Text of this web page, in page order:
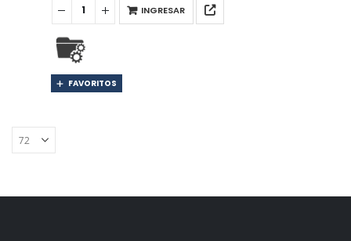
INGRESAR
FAVORITOS